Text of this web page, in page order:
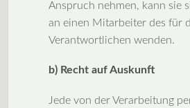
Anspruch nehmen, kann sie
an einen Mitarbeiter des für
Verantwortlichen wenden.
b) Recht auf Auskunft
Jede von der Verarbeitung